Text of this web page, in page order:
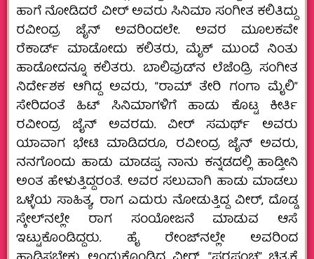
ಹಾಗೆ ನೋಡಿದರೆ ವೀರ್‌ ಅವರು‌ ಸಿನಿಮಾ ಸಂಗೀತ ಕಲಿತಿದ್ದು
ರವೀಂದ್ರ ಜೈನ್‌ ಅವರಿಂದಲೇ. ಅವರ ಮೂಲಕವೇ
ರೆಕಾರ್ಡ್‌ ಮಾಡೋದು ಕಲಿತರು, ಮೈಕ್‌ ಮುಂದೆ ನಿಂತು
ಹಾಡೋದನ್ನೂ ಕಲಿತರು. ಬಾಲಿವುಡ್‌ನ ಲೆಜೆಂಡ್ರಿ ಸಂಗೀತ
ನಿರ್ದೇಶಕ ಆಗಿದ್ದ ಅವರು, “ರಾಮ್‌ ತೇರಿ ಗಂಗಾ ಮೈಲಿ”
ಸೇರಿದಂತೆ ಹಿಟ್‌ ಸಿನಿಮಾಗಳಿಗೆ ಹಾಡು ಕೊಟ್ಟ ಕೀರ್ತಿ
ರವೀಂದ್ರ ಜೈನ್‌ ಅವರದು. ವೀರ್‌ ಸಮರ್ಥ್‌ ಅವರು
ಯಾವಾಗ ಭೇಟಿ ಮಾಡಿದರೂ, ರವೀಂದ್ರ ಜೈನ್‌ ಅವರು,
ನನಗೊಂದು ಹಾಡು ಮಾಡಪ್ಪ, ನಾನು ಕನ್ನಡದಲ್ಲಿ ಹಾಡ್ತೀನಿ
ಅಂತ ಹೇಳುತ್ತಿದ್ದರಂತೆ. ಅವರ ಸಲುವಾಗಿ ಹಾಡು ಮಾಡಲು
ಒಳ್ಳೆಯ ಸಾಹಿತ್ಯ, ರಾಗ ಎದುರು ನೋಡುತ್ತಿದ್ದ ವೀರ್‌, ದೊಡ್ಡ
ಸ್ಕೇಲ್‌ನಲ್ಲೇ ರಾಗ ಸಂಯೋಜನೆ ಮಾಡುವ ಆಸೆ
ಇಟ್ಟುಕೊಂಡಿದ್ದರು. ಹೈ ರೇಂಜ್‌ನಲ್ಲೇ ಅವರಿಂದ